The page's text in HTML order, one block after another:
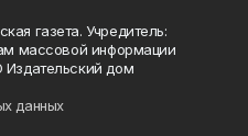
газета. Учредитель:
массовой информации
Издательский дом
данных